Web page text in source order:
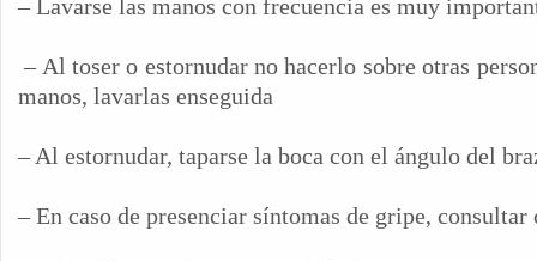
– Lavarse las manos con frecuencia es muy
– Al toser o estornudar no hacerlo sobre otras
manos, lavarlas enseguida
– Al estornudar, taparse la boca con el ángulo del
– En caso de presenciar síntomas de gripe, consultar